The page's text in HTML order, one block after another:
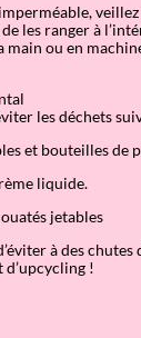
les ranger à
main ou en
les déchets
et bouteilles de
liquide.
jetables
à des chutes
d’upcycling !